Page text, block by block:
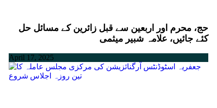
حج، محرم اور اربعین سے قبل زائرین کے مسائل حل
کئے جائیں، علامہ شبیر میثمی
April 17, 2025